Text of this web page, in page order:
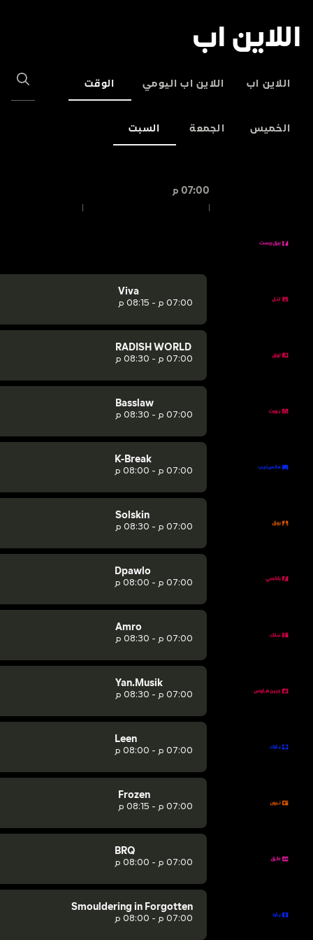
اللاين اب
اللاين اب اللاين اب اليومي الوقت
الخميس الجمعة السبت
07:00 م
Viva
07:00 م - 08:15 م
RADISH WORLD
07:00 م - 08:30 م
Basslaw
07:00 م - 08:30 م
K-Break
07:00 م - 08:00 م
Solskin
07:00 م - 08:30 م
Dpawlo
07:00 م - 08:00 م
Amro
07:00 م - 08:30 م
Yan.Musik
07:00 م - 08:30 م
Leen
07:00 م - 08:00 م
Frozen
07:00 م - 08:15 م
BRQ
07:00 م - 08:00 م
Smouldering in Forgotten
07:00 م - 08:00 م